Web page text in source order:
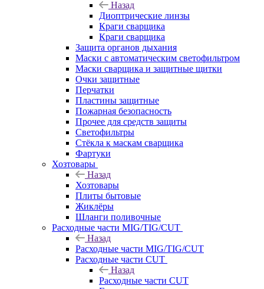
Назад
Диоптрические линзы
Краги сварщика
Краги сварщика
Защита органов дыхания
Маски с автоматическим светофильтром
Маски сварщика и защитные щитки
Очки защитные
Перчатки
Пластины защитные
Пожарная безопасность
Прочее для средств защиты
Светофильтры
Стёкла к маскам сварщика
Фартуки
Хозтовары
Назад
Хозтовары
Плиты бытовые
Жиклёры
Шланги поливочные
Расходные части MIG/TIG/CUT
Назад
Расходные части MIG/TIG/CUT
Расходные части CUT
Назад
Расходные части CUT